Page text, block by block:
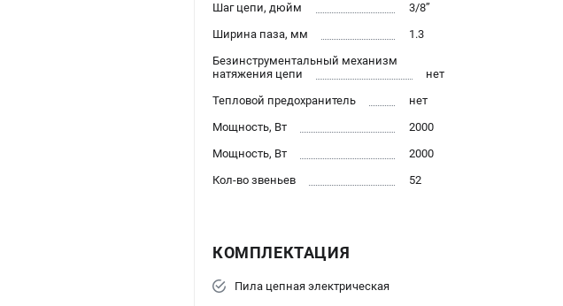
Шаг цепи, дюйм
3/8’’
Ширина паза, мм
1.3
Безинструментальный механизм
натяжения цепи
нет
Тепловой предохранитель
нет
Мощность, Вт
2000
Мощность, Вт
2000
Кол-во звеньев
52
КОМПЛЕКТАЦИЯ
Пила цепная электрическая